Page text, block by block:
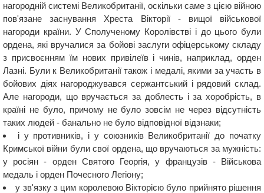
нагородній системі Великобританії, оскільки саме з цією війною
пов'язане заснування Хреста Вікторії - вищої військової
нагороди країни. У Сполученому Королівстві і до цього були
ордена, які вручалися за бойові заслуги офіцерському складу
з присвоєнням їм нових привілеїв і чинів, наприклад, орден
Лазні. Були к Великобританії також і медалі, якими за участь в
бойових діях нагороджувався сержантський і рядовий склад.
Але нагороди, що вручається за доблесть і за хоробрість, в
країні не було, причому не було зовсім не через відсутність
таких людей - банально не було відповідної відзнаки;
і у противників, і у союзників Великобританії до початку
Кримської війни були свої ордена, що вручаються за мужність:
у росіян - орден Святого Георгія, у французів - Військова
медаль і орден Почесного Легіону;
у зв'язку з цим королевою Вікторією було прийнято рішення